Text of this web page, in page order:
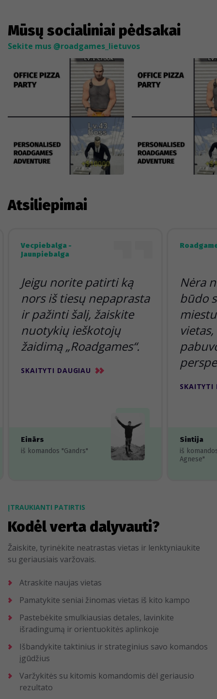
Mūsų socialiniai pėdsakai
Sekite mus @roadgames_lietuvos
Atsiliepimai
Vecpiebalga -
Jaunpiebalga
Jeigu norite patirti ką
nors iš tiesų nepaprasta
ir pažinti šalį, žaiskite
nuotykių ieškotojų
žaidimą „Roadgames“.
SKAITYTI DAUGIAU
Einārs
iš komandos "Gandrs"
Nėra
būdo
SKAITYTI
Sintija
iš
Agnese"
ĮTRAUKIANTI PATIRTIS
Kodėl verta dalyvauti?
Žaiskite, tyrinėkite neatrastas vietas ir lenktyniaukite
su geriausiais varžovais.
Atraskite naujas vietas
Pamatykite seniai žinomas vietas iš kito kampo
Pastebėkite smulkiausias detales, lavinkite
išradingumą ir orientuokitės aplinkoje
Išbandykite taktinius ir strateginius savo komandos
įgūdžius
Varžykitės su kitomis komandomis dėl geriausio
rezultato